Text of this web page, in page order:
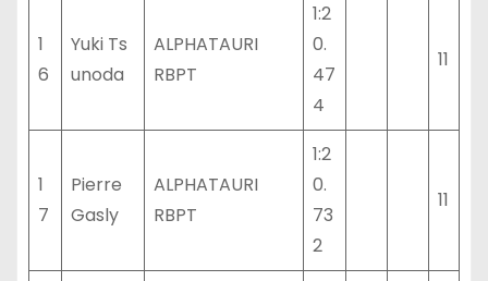
1
6
Yuki Ts
unoda
ALPHATAURI
RBPT
1:2
0.
47
4
11
1
7
Pierre
Gasly
ALPHATAURI
RBPT
1:2
0.
73
2
11